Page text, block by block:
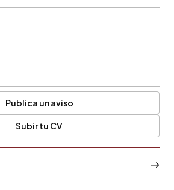
Publica un aviso
Subir tu CV